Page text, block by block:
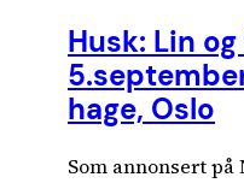
Husk: Lin
hage, Oslo
Som annonsert